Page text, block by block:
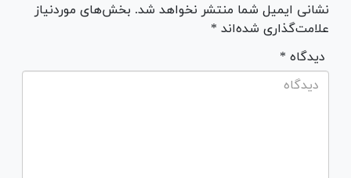
نشانی ایمیل شما منتشر نخواهد شد. بخش‌های موردنیاز
علامت‌گذاری شده‌اند *
* دیدگاه